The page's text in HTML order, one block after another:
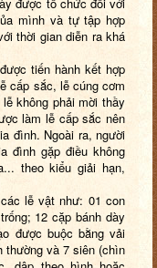
được tổ chức đối với
mình và tự tập hợp
thời gian diễn ra khá
tiến hành kết hợp
cấp sắc, lễ cúng cơm
không phải mời thầy
làm lễ cấp sắc nên
đình. Ngoài ra, người
đình gặp điều không
theo kiểu giải hạn,
lễ vật như: 01 con
12 cặp bánh dày
được buộc bằng vải
thường và 7 siên (chìn